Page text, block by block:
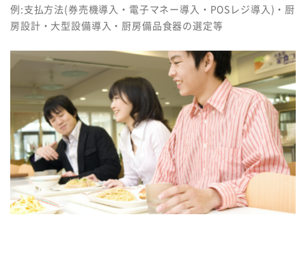
例:支払方法(券売機導入・電子マネー導入・POSレジ導入)・厨
房設計・大型設備導入・厨房備品食器の選定等